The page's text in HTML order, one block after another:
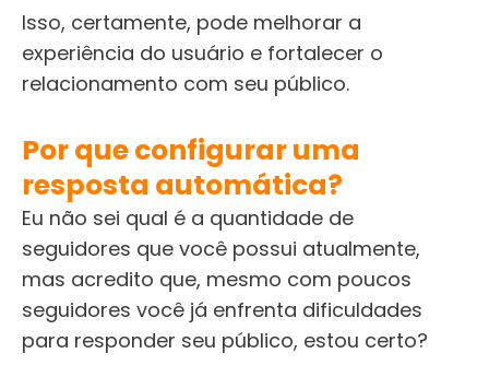
Isso, certamente, pode melhorar a
experiência do usuário e fortalecer o
relacionamento com seu público.
Por que configurar uma
resposta automática?
Eu não sei qual é a quantidade de
seguidores que você possui atualmente,
mas acredito que, mesmo com poucos
seguidores você já enfrenta dificuldades
para responder seu público, estou certo?